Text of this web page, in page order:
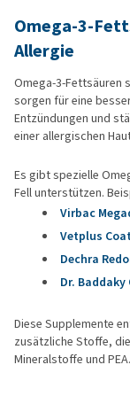
Omega-3-
Allergie
Omega-3-Fettsäuren
sorgen für eine
Entzündungen und
einer allergischen
Es gibt spezielle
Fell unterstützen.
Virbac
Vetplus
Dechra
Dr.
Diese Supplemente
zusätzliche Stoffe,
Mineralstoffe und PEA.